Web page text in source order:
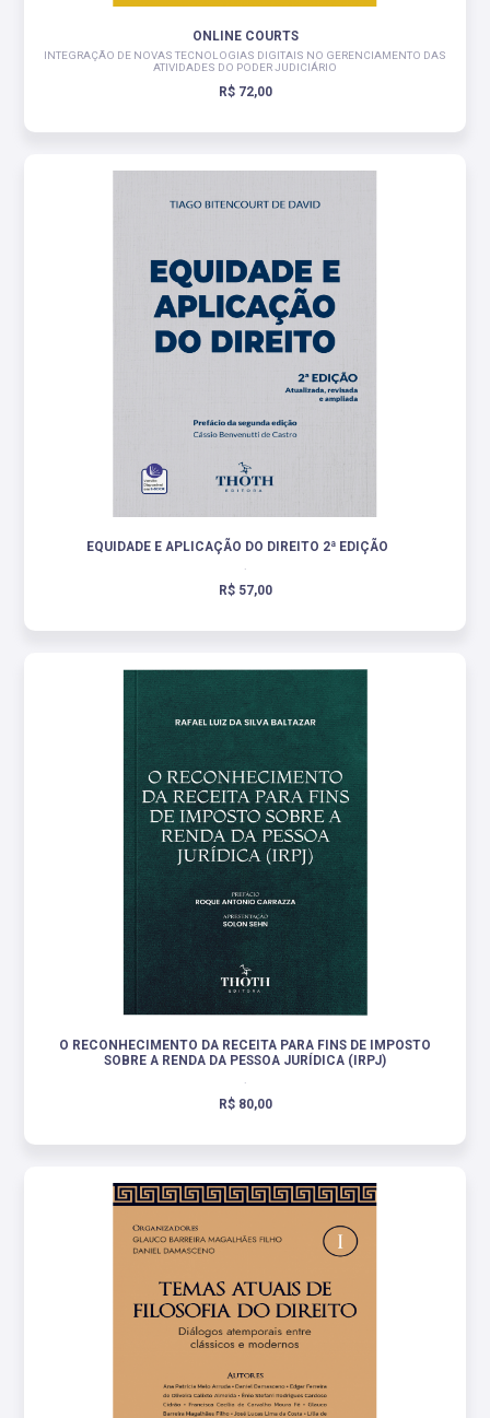
ONLINE COURTS
INTEGRAÇÃO DE NOVAS TECNOLOGIAS DIGITAIS NO GERENCIAMENTO DAS
ATIVIDADES DO PODER JUDICIÁRIO
R$ 72,00
EQUIDADE E APLICAÇÃO DO DIREITO 2ª EDIÇÃO
.
R$ 57,00
O RECONHECIMENTO DA RECEITA PARA FINS DE IMPOSTO
SOBRE A RENDA DA PESSOA JURÍDICA (IRPJ)
.
R$ 80,00